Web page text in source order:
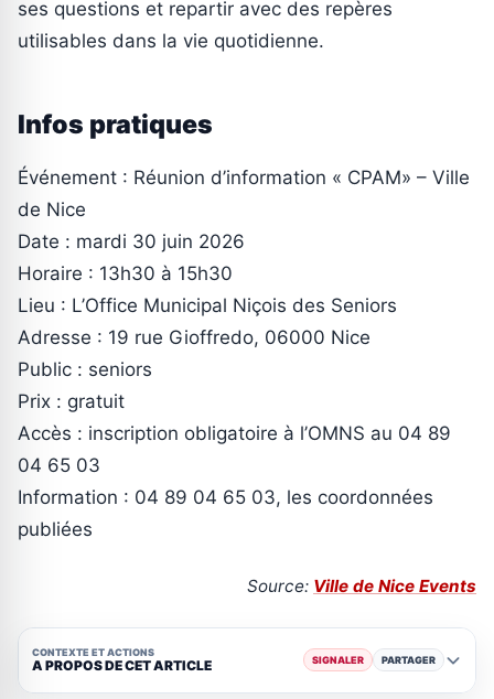
ses questions et repartir avec des repères
utilisables dans la vie quotidienne.
Infos pratiques
Événement : Réunion d’information « CPAM» – Ville
de Nice
Date : mardi 30 juin 2026
Horaire : 13h30 à 15h30
Lieu : L’Office Municipal Niçois des Seniors
Adresse : 19 rue Gioffredo, 06000 Nice
Public : seniors
Prix : gratuit
Accès : inscription obligatoire à l’OMNS au 04 89
04 65 03
Information : 04 89 04 65 03, les coordonnées
publiées
Source: Ville de Nice Events
CONTEXTE ET ACTIONS
A PROPOS DE CET ARTICLE SIGNALER PARTAGER